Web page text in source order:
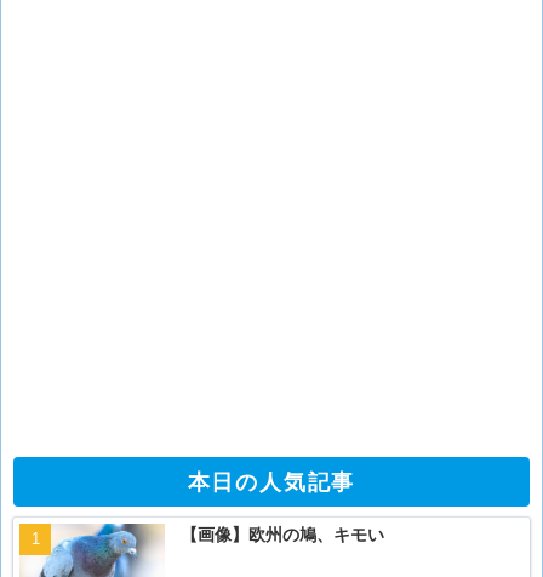
本日の人気記事
【画像】欧州の鳩、キモい